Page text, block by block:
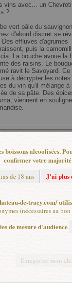
vins avec... un
?
vert pâle du
d'abord discret se
Des effluves d'agrumes
puis la
La bouche avoue la
des raisins. Le
ravit le Savoyard. Ce
à décrypter les
du vin qu'il mélange à
de sa pâte. Des
viennent en
pour la santé. A
Mentions légales|
boissons alcoolisées.
confirmer votre
de 18 ans J'ai plus
de-tracy.com/
(nécessaires au
de mesure d'audience
Enregistrer mon